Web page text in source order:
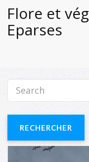
Flore et
Eparses
RECHERCHER